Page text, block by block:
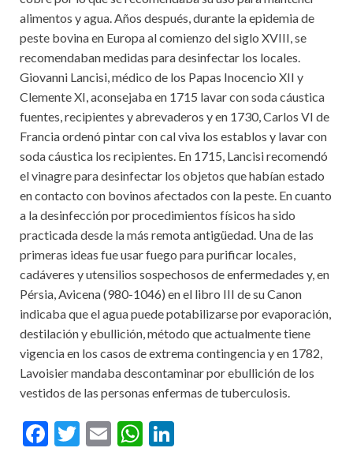
alimentos y agua. Años después, durante la epidemia de
peste bovina en Europa al comienzo del siglo XVIII, se
recomendaban medidas para desinfectar los locales.
Giovanni Lancisi, médico de los Papas Inocencio XII y
Clemente XI, aconsejaba en 1715 lavar con soda cáustica
fuentes, recipientes y abrevaderos y en 1730, Carlos VI de
Francia ordenó pintar con cal viva los establos y lavar con
soda cáustica los recipientes. En 1715, Lancisi recomendó
el vinagre para desinfectar los objetos que habían estado
en contacto con bovinos afectados con la peste. En cuanto
a la desinfección por procedimientos físicos ha sido
practicada desde la más remota antigüedad. Una de las
primeras ideas fue usar fuego para purificar locales,
cadáveres y utensilios sospechosos de enfermedades y, en
Pérsia, Avicena (980-1046) en el libro III de su Canon
indicaba que el agua puede potabilizarse por evaporación,
destilación y ebullición, método que actualmente tiene
vigencia en los casos de extrema contingencia y en 1782,
Lavoisier mandaba descontaminar por ebullición de los
vestidos de las personas enfermas de tuberculosis.
F
T
E
W